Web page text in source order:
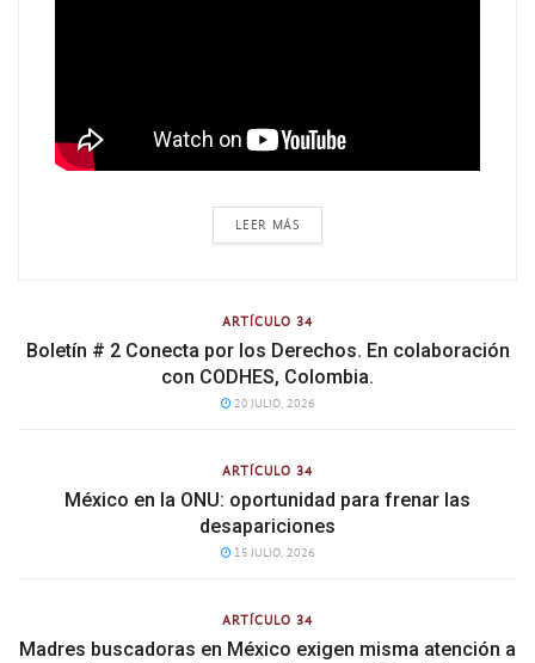
LEER MÁS
ARTÍCULO 34
Boletín # 2 Conecta por los Derechos. En colaboración
con CODHES, Colombia.
20 JULIO, 2026
ARTÍCULO 34
México en la ONU: oportunidad para frenar las
desapariciones
15 JULIO, 2026
ARTÍCULO 34
Madres buscadoras en México exigen misma atención a